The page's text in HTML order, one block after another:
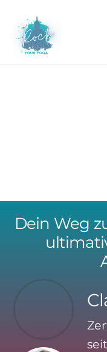
content
Dein Weg